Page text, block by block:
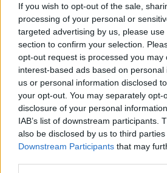
If you wish to opt-out of the sale,
processing of your personal or
targeted advertising by us, please
section to confirm your selection.
opt-out request is processed you may
interest-based ads based on
us or personal information disclosed
your opt-out. You may separately opt-
disclosure of your personal
IAB’s list of downstream participants.
also be disclosed by us to third
Downstream Participants that may
Często sprawdzane
Odmiana: o potrafiąc,potrafiącyi
Imbusczyinbus?
Charakterystyka gramatyczna
Ciekawostki
Jezu
to przekleństwo